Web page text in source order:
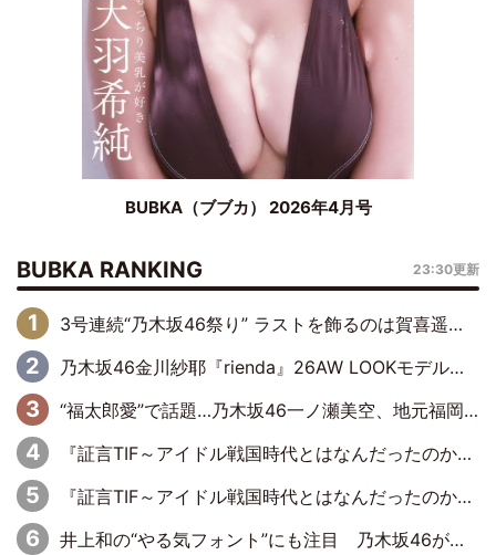
BUBKA（ブブカ） 2026年4月号
BUBKA RANKING 23:30更新
3号連続“乃木坂46祭り” ラストを飾るのは賀喜遥香…5年ぶりの登場に「5年分大人になった私を見ていただけたら」
乃木坂46金川紗耶『rienda』26AW LOOKモデルに就任
“福太郎愛”で話題…乃木坂46一ノ瀬美空、地元福岡『めんべい25周年トップサポーター』に就任
『証言TIF～アイドル戦国時代とはなんだったのか～』第6回：でんぱ組.inc・古川未鈴×相沢梨紗「『ハロプロやりたかったな』って言ったら、夢眠ねむさんに『てめえはでんぱ組．incなんだよ！』って肩パンされて(笑)」
『証言TIF～アイドル戦国時代とはなんだったのか～』第11回：私立恵比寿中学・真山りか×安本彩花「TIFで10年ぶりのキョンシーメイクをしたら、場を完全に引かせてしまって。時代が変わったんだなって」
井上和の“やる気フォント”にも注目 乃木坂46が挑んだ書道パフォーマンスの舞台裏